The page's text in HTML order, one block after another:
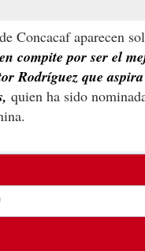
Concacaf aparecen
compite por ser el
Rodríguez que
quien ha sido